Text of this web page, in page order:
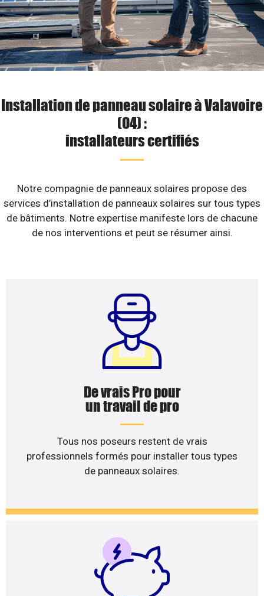
Installation de panneau solaire à Valavoire
(04) :
installateurs certifiés
Notre compagnie de panneaux solaires propose des
services d’installation de panneaux solaires sur tous types
de bâtiments. Notre expertise manifeste lors de chacune
de nos interventions et peut se résumer ainsi.
De vrais Pro pour
un travail de pro
Tous nos poseurs restent de vrais
professionnels formés pour installer tous types
de panneaux solaires.